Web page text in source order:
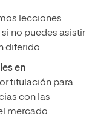
lecciones
no puedes asistir
diferido.
en
titulación para
con las
mercado.